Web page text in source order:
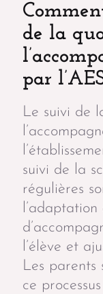
de la
par
Le suivi de
suivi de la
régulières
l’adaptation
l’élève et
Les parents
ce